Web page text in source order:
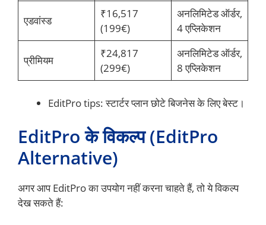
एडवांस्ड
₹16,517
(199€)
अनलिमिटेड ऑर्डर,
4 एप्लिकेशन
प्रीमियम
₹24,817
(299€)
अनलिमिटेड ऑर्डर,
8 एप्लिकेशन
EditPro tips: स्टार्टर प्लान छोटे बिजनेस के लिए बेस्ट।
EditPro के विकल्प (EditPro
Alternative)
अगर आप EditPro का उपयोग नहीं करना चाहते हैं, तो ये विकल्प
देख सकते हैं: